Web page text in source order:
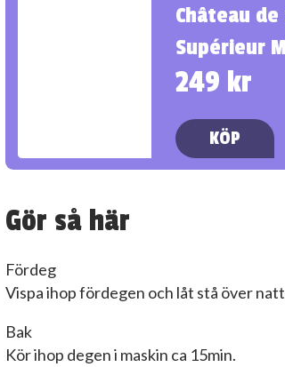
Château
Supérieur
249 kr
KÖP
Gör så här
Fördeg
Vispa ihop fördegen och låt stå över
Bak
Kör ihop degen i maskin ca 15min.